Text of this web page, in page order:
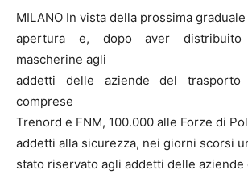
MILANO In vista della prossima graduale
apertura e, dopo aver
mascherine agli
addetti delle aziende del trasporto
comprese
Trenord e FNM, 100.000 alle Forze di
addetti alla sicurezza, nei giorni scorsi
stato riservato agli addetti delle